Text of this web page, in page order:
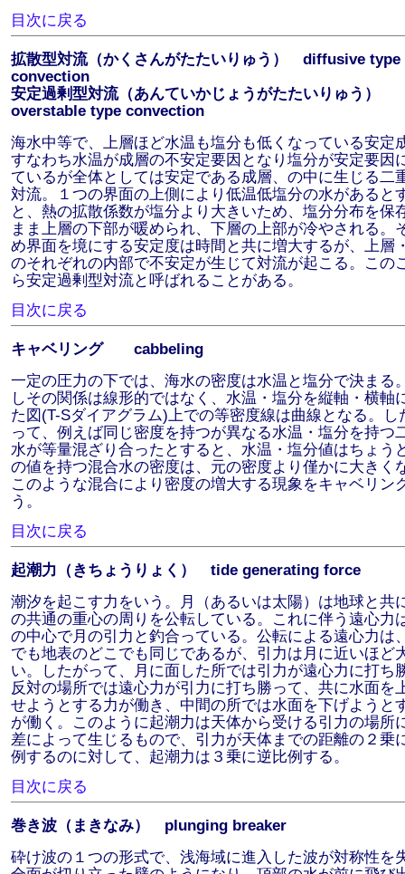
目次に戻る
拡散型対流（かくさんがたたいりゅう） diffusive type
convection
安定過剰型対流（あんていかじょうがたたいりゅう）
overstable type convection
海水中等で、上層ほど水温も塩分も低くなっている安定
すなわち水温が成層の不安定要因となり塩分が安定要因
ているが全体としては安定である成層、の中に生じる二
対流。１つの界面の上側により低温低塩分の水があると
と、熱の拡散係数が塩分より大きいため、塩分分布を保
まま上層の下部が暖められ、下層の上部が冷やされる。
め界面を境にする安定度は時間と共に増大するが、上層
のそれぞれの内部で不安定が生じて対流が起こる。この
ら安定過剰型対流と呼ばれることがある。
目次に戻る
キャベリング cabbeling
一定の圧力の下では、海水の密度は水温と塩分で決まる
しその関係は線形的ではなく、水温・塩分を縦軸・横軸
た図(T-Sダイアグラム)上での等密度線は曲線となる。し
って、例えば同じ密度を持つが異なる水温・塩分を持つ
水が等量混ざり合ったとすると、水温・塩分値はちょう
の値を持つ混合水の密度は、元の密度より僅かに大きく
このような混合により密度の増大する現象をキャベリン
う。
目次に戻る
起潮力（きちょうりょく） tide generating force
潮汐を起こす力をいう。月（あるいは太陽）は地球と共
の共通の重心の周りを公転している。これに伴う遠心力
の中心で月の引力と釣合っている。公転による遠心力は
でも地表のどこでも同じであるが、引力は月に近いほど
い。したがって、月に面した所では引力が遠心力に打ち
反対の場所では遠心力が引力に打ち勝って、共に水面を
せようとする力が働き、中間の所では水面を下げようと
が働く。このように起潮力は天体から受ける引力の場所
差によって生じるもので、引力が天体までの距離の２乗
例するのに対して、起潮力は３乗に逆比例する。
目次に戻る
巻き波（まきなみ） plunging breaker
砕け波の１つの形式で、浅海域に進入した波が対称性を